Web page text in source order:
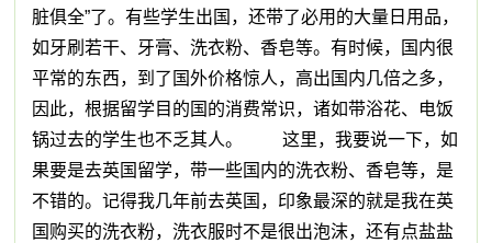
脏俱全”了。有些学生出国，还带了必用的大量日用品，
如牙刷若干、牙膏、洗衣粉、香皂等。有时候，国内很
平常的东西，到了国外价格惊人，高出国内几倍之多，
因此，根据留学目的国的消费常识，诸如带浴花、电饭
锅过去的学生也不乏其人。 这里，我要说一下，如
果要是去英国留学，带一些国内的洗衣粉、香皂等，是
不错的。记得我几年前去英国，印象最深的就是我在英
国购买的洗衣粉，洗衣服时不是很出泡沫，还有点盐盐